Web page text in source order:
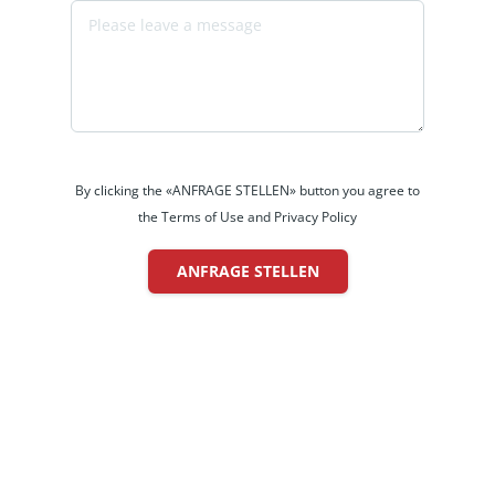
By clicking the «ANFRAGE STELLEN» button you agree to
the Terms of Use and Privacy Policy
ANFRAGE STELLEN